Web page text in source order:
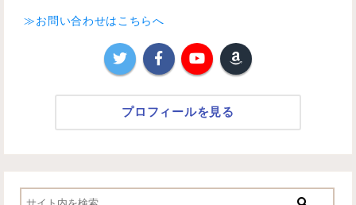
≫お問い合わせはこちらへ
プロフィールを見る